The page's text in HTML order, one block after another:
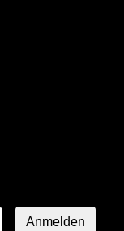
Anmelden